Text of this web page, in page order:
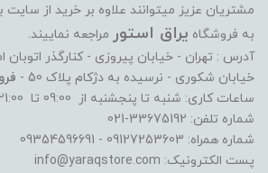
مشتریان عزیز میتوانند علاوه بر خرید از
به فروشگاه یراق استور مراجعه نماییند.
آدرس : تهران - خیابان پیروزی - کنارگذر
خیابان شکوری - نرسیده به دژکام پلاک 50 -
ساعات کاری: شنبه تا پنجشنبه از 09:00 تا 21:00
شماره تلفن: 33675192-021
شماره همراه: 09127253603 - 09354596691
پست الکترونیک: info@yaraqstore.com